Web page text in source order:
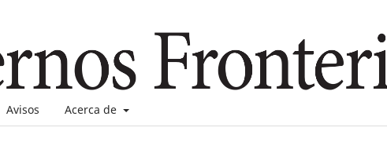
Avisos Acerca de